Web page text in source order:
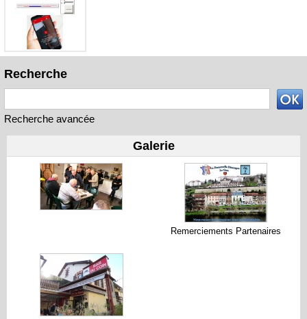
Recherche
Recherche avancée
Galerie
Remerciements Partenaires